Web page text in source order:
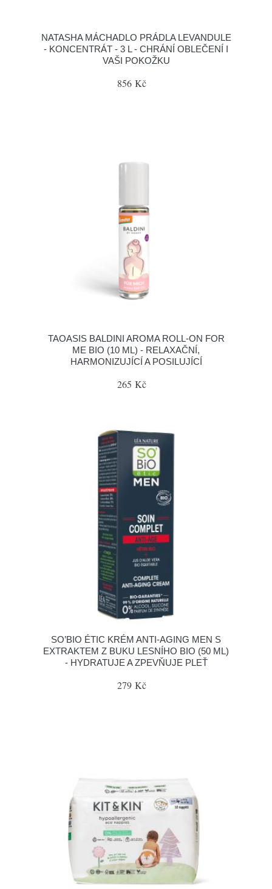
NATASHA MÁCHADLO PRÁDLA LEVANDULE
- KONCENTRÁT - 3 L - CHRÁNÍ OBLEČENÍ I
VAŠI POKOŽKU
856 Kč
TAOASIS BALDINI AROMA ROLL-ON FOR
ME BIO (10 ML) - RELAXAČNÍ,
HARMONIZUJÍCÍ A POSILUJÍCÍ
265 Kč
SO’BIO ÉTIC KRÉM ANTI-AGING MEN S
EXTRAKTEM Z BUKU LESNÍHO BIO (50 ML)
- HYDRATUJE A ZPEVŇUJE PLEŤ
279 Kč